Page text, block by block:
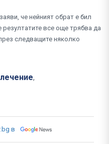
че нейният обрат е бил
все още трябва да
следващите няколко
лечение,
в